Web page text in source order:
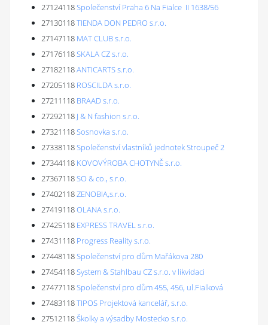
27124118Společenství Praha 6 Na Fialce II 1638/56
27130118TIENDA DON PEDRO s.r.o.
27147118 MAT CLUB s.r.o.
27176118SKALA CZ s.r.o.
27182118ANTICARTS s.r.o.
27205118 ROSCILDA s.r.o.
27211118 BRAAD s.r.o.
27292118 J & N fashion s.r.o.
27321118Sosnovka s.r.o.
27338118Společenství vlastníků jednotek Stroupeč 2
27344118 KOVOVÝROBA CHOTYNĚ s.r.o.
27367118SO & co., s.r.o.
27402118ZENOBIA,s.r.o.
27419118OLANA s.r.o.
27425118 EXPRESS TRAVEL s.r.o.
27431118 Progress Reality s.r.o.
27448118Společenství pro dům Mařákova 280
27454118System & Stahlbau CZ s.r.o. v likvidaci
27477118Společenství pro dům 455, 456, ul.Fialková
27483118TIPOS Projektová kancelář, s.r.o.
27512118Školky a výsadby Mostecko s.r.o.